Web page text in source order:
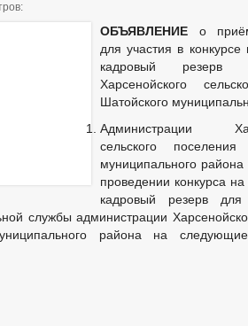
ОБЪЯВЛЕНИЕ о
для участия в
кадровый резерв
Харсенойского
Шатойского
Администрации
сельского поселения
муниципального
проведении конкурса
кадровый резерв
службы администрации
района на